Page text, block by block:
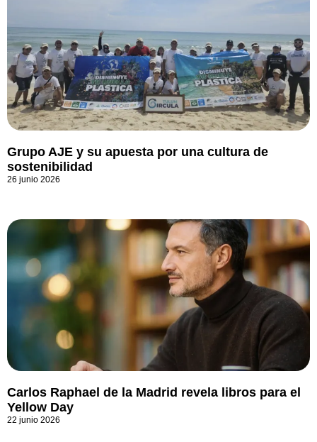
Grupo AJE y su apuesta por una cultura de
sostenibilidad
26 junio 2026
Carlos Raphael de la Madrid revela libros para el
Yellow Day
22 junio 2026